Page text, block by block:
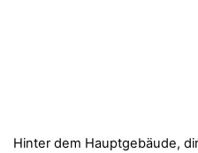
Hinter dem Hauptgebäude,